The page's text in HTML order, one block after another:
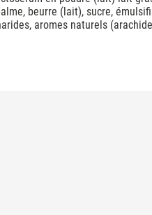
beurre (lait), sucre,
aromes naturels